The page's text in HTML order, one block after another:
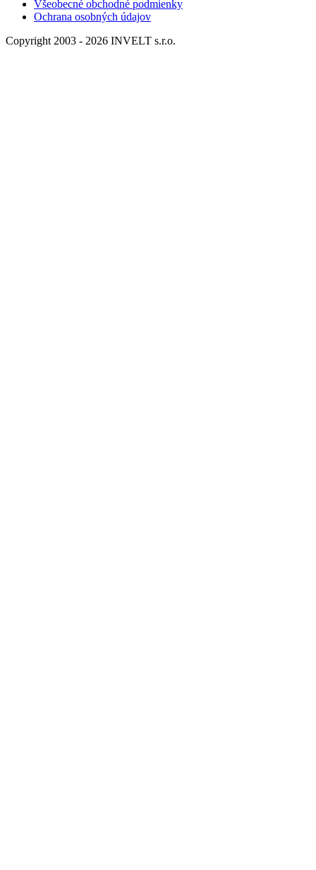
Všeobecné obchodné podmienky
Ochrana osobných údajov
Copyright 2003 - 2026 INVELT s.r.o.